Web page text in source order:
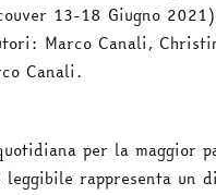
13-18 Giugno
Marco Canali,
Canali.
per la maggior
rappresenta un